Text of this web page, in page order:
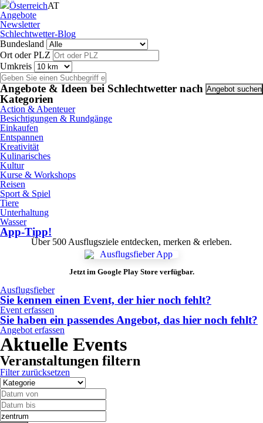
ÖsterreichAT
Angebote
Newsletter
Schlechtwetter-Blog
Bundesland
Ort oder PLZ
Umkreis
Angebote & Ideen bei Schlechtwetter nach
Kategorien
Action & Abenteuer
Besichtigungen & Rundgänge
Einkaufen
Entspannen
Kreativität
Kulinarisches
Kultur
Kurse & Workshops
Reisen
Sport & Spiel
Tiere
Unterhaltung
Wasser
App-Tipp!
Über 500 Ausflugsziele entdecken, merken & erleben.
Jetzt im Google Play Store verfügbar.
Ausflugsfieber
Sie kennen einen Event, der hier noch fehlt?
Event erfassen
Sie haben ein passendes Angebot, das hier noch fehlt?
Angebot erfassen
Aktuelle Events
Veranstaltungen filtern
Filter zurücksetzen